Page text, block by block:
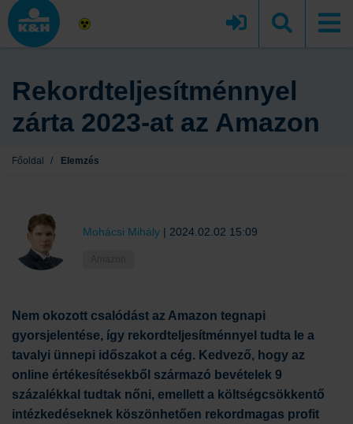
Rekordteljesítménnyel
zárta 2023-at az Amazon
Főoldal / Elemzés
Mohácsi Mihály | 2024.02.02 15:09
Nem okozott csalódást az Amazon tegnapi
gyorsjelentése, így rekordteljesítménnyel tudta le a
tavalyi ünnepi időszakot a cég. Kedvező, hogy az
online értékesítésekből származó bevételek 9
százalékkal tudtak nőni, emellett a költségcsökkentő
intézkedéseknek köszönhetően rekordmagas profit